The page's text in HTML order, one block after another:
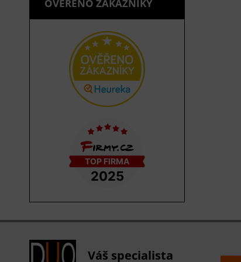
OVĚŘENO ZÁKAZNÍKY
Váš specialista